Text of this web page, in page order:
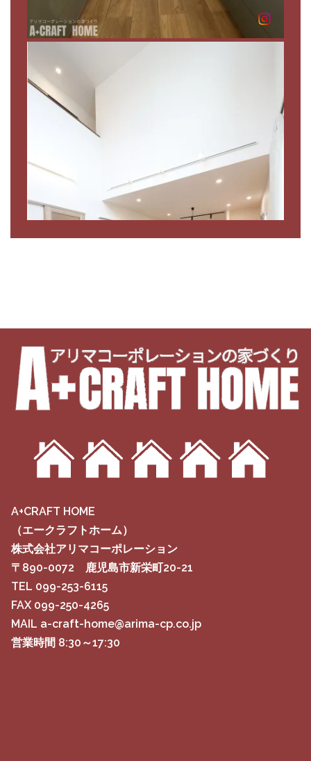
A+CRAFT HOME
（エークラフトホーム）
株式会社アリマコーポレーション
〒890-0072 鹿児島市新栄町20-21
TEL 099-253-6115
FAX 099-250-4265
MAIL a-craft-home@arima-cp.co.jp
営業時間 8:30～17:30